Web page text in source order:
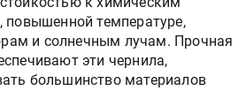
повышенной температуре,
и солнечным лучам. Прочная
эти чернила,
большинство материалов